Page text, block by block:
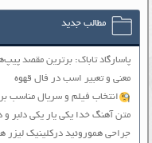
مطالب جدید
پاسارگاد تاباک: برترین مقصد
معنی و تعبیر اسب در فال قهوه
انتخاب فیلم و سریال مناسب
متن آهنگ خدا یکی یار یکی دلبر و
جراحی هموروئید درکلینیک لیزر